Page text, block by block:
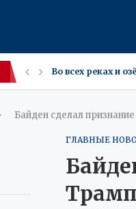
Во всех реках и
Тренер Валерий
Экспорт
Кардиолог
Минстроя:
В Янсе, где
Теплое море —
Байден сделал
ГЛАВНЫЕ